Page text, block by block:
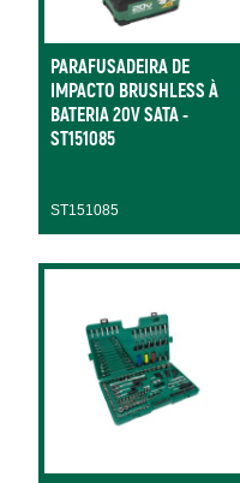
PARAFUSADEIRA DE
IMPACTO BRUSHLESS À
BATERIA 20V SATA -
ST151085
ST151085